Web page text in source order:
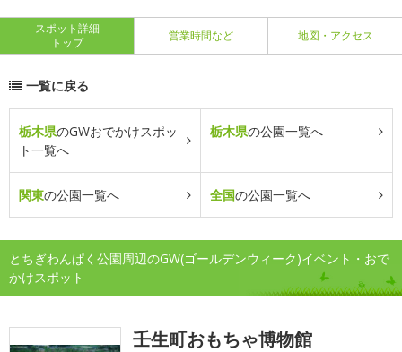
スポット詳細
トップ
営業時間など 地図・アクセス
一覧に戻る
栃木県のGWおでかけスポッ
ト一覧へ
栃木県の公園一覧へ
関東の公園一覧へ 全国の公園一覧へ
とちぎわんぱく公園周辺のGW(ゴールデンウィーク)イベント・おで
かけスポット
壬生町おもちゃ博物館